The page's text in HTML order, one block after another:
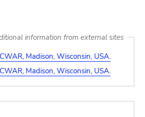
information from external sites
Madison, Wisconsin, USA.
Madison, Wisconsin, USA.